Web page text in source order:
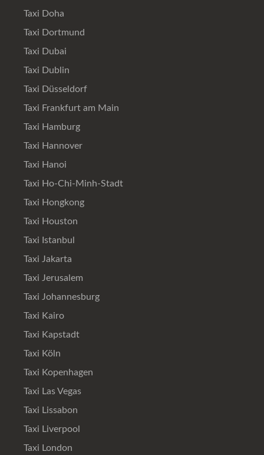
Taxi Doha
Taxi Dortmund
Taxi Dubai
Taxi Dublin
Taxi Düsseldorf
Taxi Frankfurt am Main
Taxi Hamburg
Taxi Hannover
Taxi Hanoi
Taxi Ho-Chi-Minh-Stadt
Taxi Hongkong
Taxi Houston
Taxi Istanbul
Taxi Jakarta
Taxi Jerusalem
Taxi Johannesburg
Taxi Kairo
Taxi Kapstadt
Taxi Köln
Taxi Kopenhagen
Taxi Las Vegas
Taxi Lissabon
Taxi Liverpool
Taxi London